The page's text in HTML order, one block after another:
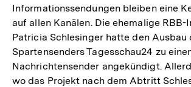
Informationssendungen bleiben eine
auf allen Kanälen. Die ehemalige
Patricia Schlesinger hatte den Ausbau
Spartensenders Tagesschau24 zu
Nachrichtensender angekündigt.
wo das Projekt nach dem Abtritt